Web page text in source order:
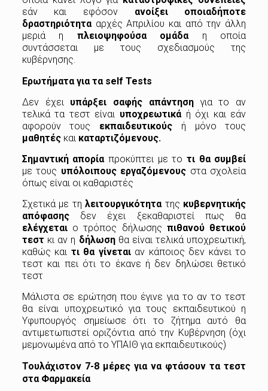
εάν και εφόσον ανοίξει οποιαδήποτε
δραστηριότητααρχές Απριλίου και από την άλλη
μεριά η πλειοψηφούσα ομάδα η οποία
συντάσσεται με τους σχεδιασμούς της
κυβέρνησης.
Ερωτήματα για τα self Tests
Δεν έχει υπάρξει σαφής απάντησηγια το αν
τελικά τα τεστ είναι υποχρεωτικά ή όχι και εάν
αφορούν τους εκπαιδευτικούς ή μόνο τους
μαθητές και καταρτιζόμενους.
Σημαντική απορία προκύπτει με το τι θα συμβεί
με τους υπόλοιπους εργαζόμενους στα σχολεία
όπως είναι οι καθαριστές
Σχετικά με τηλειτουργικότητα της κυβερνητικής
απόφασηςδεν έχει ξεκαθαριστεί πως θα
ελέγχεταιο τρόπος δήλωσης πιθανού θετικού
τεστ κι αν η δήλωσηθα είναι τελικά υποχρεωτική,
καθώς και τι θα γίνεταιαν κάποιος δεν κάνει το
τεστ και πει ότι το έκανε ή δεν δηλώσει θετικό
τεστ
Μάλιστα σε ερώτηση που έγινε για το αν το τεστ
θα είναι υποχρεωτικό για τους εκπαιδευτικού η
Υφυπουργός σημείωσε ότι το ζήτημα αυτό θα
αντιμετωπιστεί οριζόντια από την Κυβέρνηση (όχι
μεμονωμένα από το ΥΠΑΙΘ για εκπαιδευτικούς)
Τουλάχιστον 7-8 μέρες για να φτάσουν τα τεστ
στα Φαρμακεία